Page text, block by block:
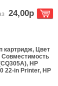
24,00р
картридж, Цвет
Совместимость
HP
22-in Printer, HP